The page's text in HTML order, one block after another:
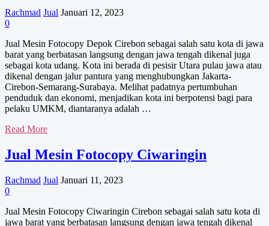
Rachmad Jual Januari 12, 2023
0
Jual Mesin Fotocopy Depok Cirebon sebagai salah satu kota di jawa
barat yang berbatasan langsung dengan jawa tengah dikenal juga
sebagai kota udang. Kota ini berada di pesisir Utara pulau jawa atau
dikenal dengan jalur pantura yang menghubungkan Jakarta-
Cirebon-Semarang-Surabaya. Melihat padatnya pertumbuhan
penduduk dan ekonomi, menjadikan kota ini berpotensi bagi para
pelaku UMKM, diantaranya adalah …
Jual
Fotocopy
Depok
Read More
Jual Mesin Fotocopy Ciwaringin
Rachmad Jual Januari 11, 2023
0
Jual Mesin Fotocopy Ciwaringin Cirebon sebagai salah satu kota di
jawa barat yang berbatasan langsung dengan jawa tengah dikenal